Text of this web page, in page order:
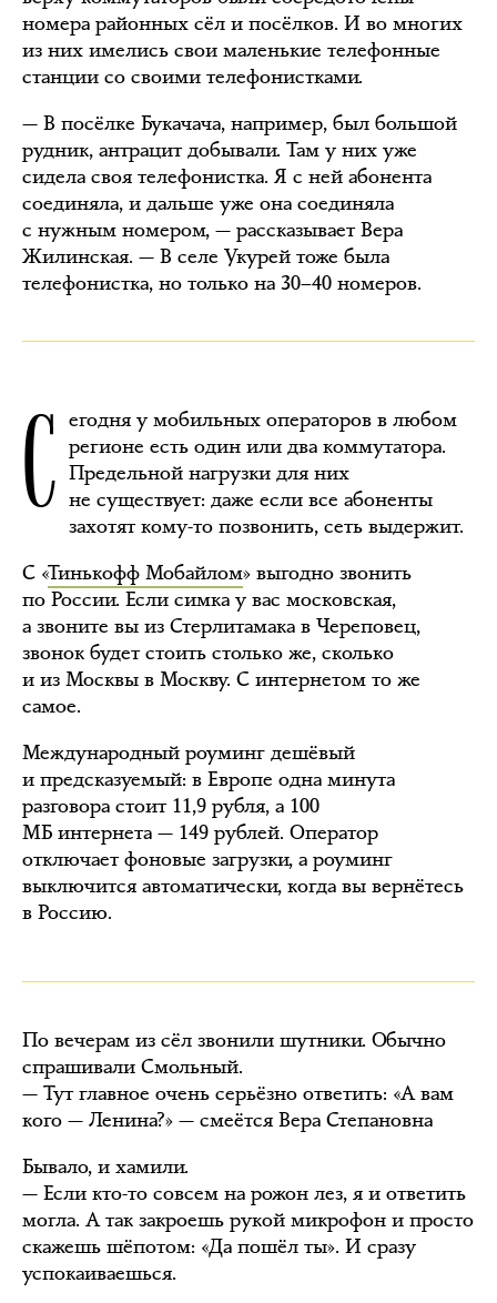
номера районных сёл и посёлков. И во многих
из них имелись свои маленькие телефонные
станции со своими телефонистками.
— В посёлке Букачача, например, был большой
рудник, антрацит добывали. Там у них уже
сидела своя телефонистка. Я с ней абонента
соединяла, и дальше уже она соединяла
с нужным номером, — рассказывает Вера
Жилинская. — В селе Укурей тоже была
телефонистка, но только на 30–40 номеров.
С егодня у мобильных операторов в любом
регионе есть один или два коммутатора.
Предельной нагрузки для них
не существует: даже если все абоненты
захотят кому-то позвонить, сеть выдержит.
С «Тинькофф Мобайлом» выгодно звонить
по России. Если симка у вас московская,
а звоните вы из Стерлитамака в Череповец,
звонок будет стоить столько же, сколько
и из Москвы в Москву. С интернетом то же
самое.
Международный роуминг дешёвый
и предсказуемый: в Европе одна минута
разговора стоит 11,9 рубля, а 100
МБ интернета — 149 рублей. Оператор
отключает фоновые загрузки, а роуминг
выключится автоматически, когда вы вернётесь
в Россию.
По вечерам из сёл звонили шутники. Обычно
спрашивали Смольный.
— Тут главное очень серьёзно ответить: «А вам
кого — Ленина?» — смеётся Вера Степановна
Бывало, и хамили.
— Если кто-то совсем на рожон лез, я и ответить
могла. А так закроешь рукой микрофон и просто
скажешь шёпотом: «Да пошёл ты». И сразу
успокаиваешься.